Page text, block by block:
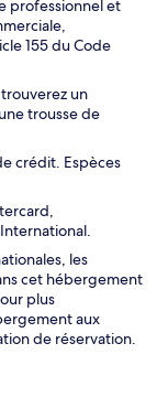
professionnel et
155 du Code
un
trousse de
crédit. Espèces
les
cet hébergement
plus
aux
de réservation.